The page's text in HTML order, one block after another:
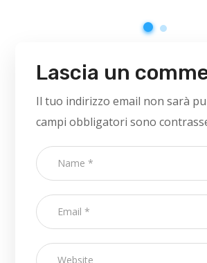
Lascia un
Il tuo indirizzo email non sarà
campi obbligatori sono